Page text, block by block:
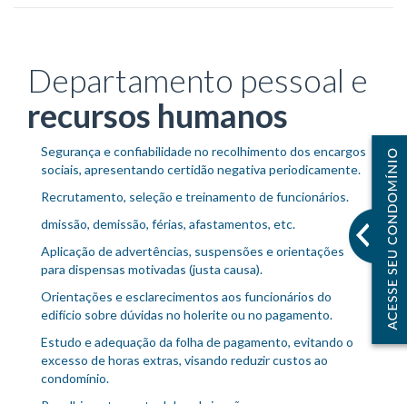
Departamento pessoal e
recursos humanos
Segurança e confiabilidade no recolhimento dos encargos
sociais, apresentando certidão negativa periodicamente.
Recrutamento, seleção e treinamento de funcionários.
dmissão, demissão, férias, afastamentos, etc.
Aplicação de advertências, suspensões e orientações
para dispensas motivadas (justa causa).
Orientações e esclarecimentos aos funcionários do
edifício sobre dúvidas no holerite ou no pagamento.
Estudo e adequação da folha de pagamento, evitando o
excesso de horas extras, visando reduzir custos ao
condomínio.